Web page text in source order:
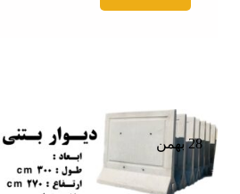
28 بهمن